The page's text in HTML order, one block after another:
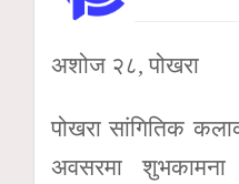
अशोज २८, पोखरा
पोखरा सांगितिक
अवसरमा शुभकामना